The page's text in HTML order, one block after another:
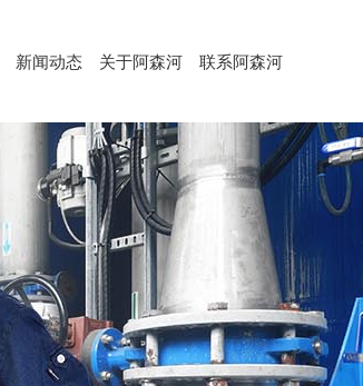
新闻动态 关于阿森河 联系阿森河